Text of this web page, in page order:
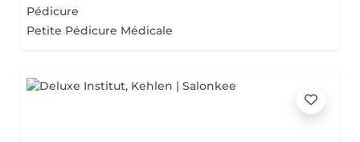
Pédicure
Petite Pédicure Médicale